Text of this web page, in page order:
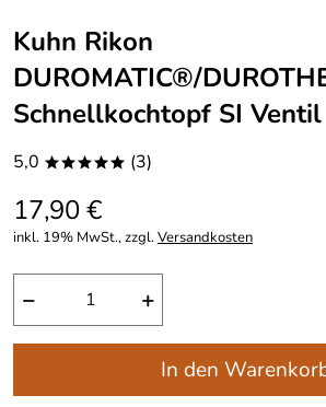
Kuhn Rikon
DUROMATIC®/
Schnellkochtopf SI Ventil
5,0 ***** (3)
17,90 €
inkl. 19% MwSt., zzgl.Versandkosten
− +
In den